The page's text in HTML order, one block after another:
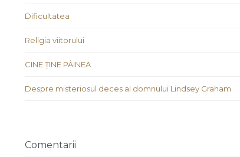
Dificultatea
Religia viitorului
CINE ȚINE PÂINEA
Despre misteriosul deces al domnului Lindsey Graham
Comentarii